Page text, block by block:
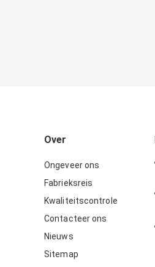
Over
Ongeveer ons
Fabrieksreis
Kwaliteitscontrole
Contacteer ons
Nieuws
Sitemap